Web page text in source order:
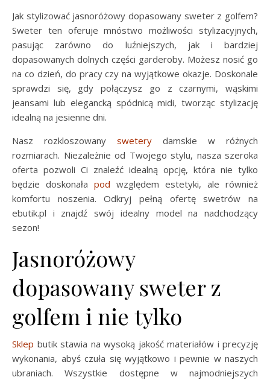
Jak stylizować jasnoróżowy dopasowany sweter z golfem?
Sweter ten oferuje mnóstwo możliwości stylizacyjnych,
pasując zarówno do luźniejszych, jak i bardziej
dopasowanych dolnych części garderoby. Możesz nosić go
na co dzień, do pracy czy na wyjątkowe okazje. Doskonale
sprawdzi się, gdy połączysz go z czarnymi, wąskimi
jeansami lub elegancką spódnicą midi, tworząc stylizację
idealną na jesienne dni.
Nasz rozkloszowany swetery damskie w różnych
rozmiarach. Niezależnie od Twojego stylu, nasza szeroka
oferta pozwoli Ci znaleźć idealną opcję, która nie tylko
będzie doskonała pod względem estetyki, ale również
komfortu noszenia. Odkryj pełną ofertę swetrów na
ebutik.pl i znajdź swój idealny model na nadchodzący
sezon!
Jasnoróżowy
dopasowany sweter z
golfem i nie tylko
Sklep butik stawia na wysoką jakość materiałów i precyzję
wykonania, abyś czuła się wyjątkowo i pewnie w naszych
ubraniach. Wszystkie dostępne w najmodniejszych